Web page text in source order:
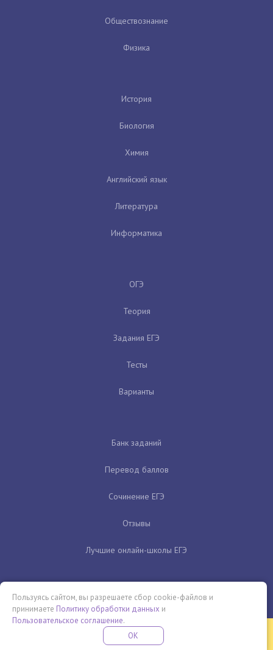
Обществознание
Физика
История
Биология
Химия
Английский язык
Литература
Информатика
ОГЭ
Теория
Задания ЕГЭ
Тесты
Варианты
Банк заданий
Перевод баллов
Сочинение ЕГЭ
Отзывы
Лучшие онлайн-школы ЕГЭ
Бесплатная летняя школа
ПРОВЕДИ ЭТО ЛЕТО С ПОЛЬЗОЙ
Пользуясь сайтом, вы разрешаете сбор cookie-файлов и
принимаете Политику обработки данных и
Пользовательское соглашение.
OK